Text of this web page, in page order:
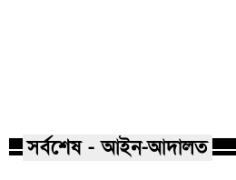
সর্বশেষ - আইন-আদালত